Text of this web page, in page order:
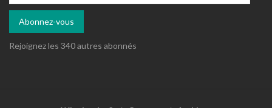
mail
Abonnez-vous
Rejoignez les 340 autres abonnés